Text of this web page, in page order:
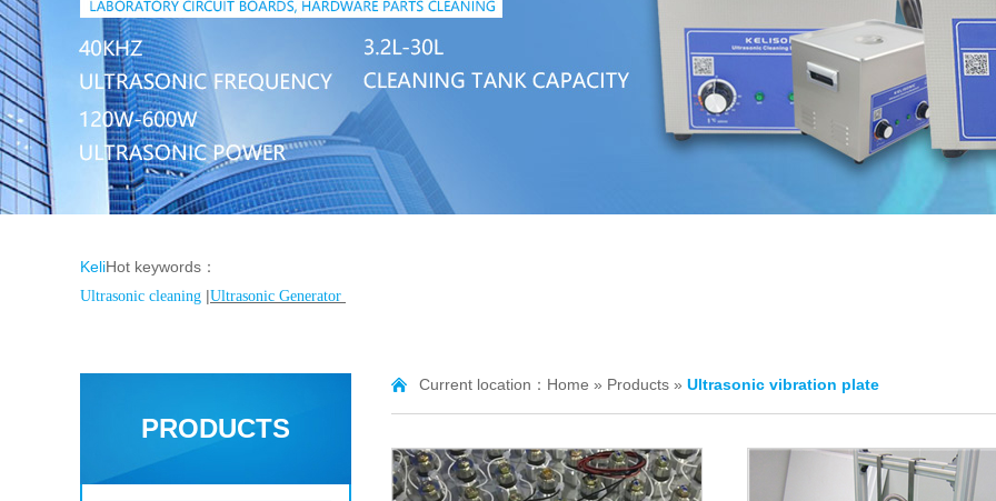
KeliHot keywords：
Ultrasonic cleaning |Ultrasonic Generator
PRODUCTS
Current location： Home » Products » Ultrasonic vibration plate